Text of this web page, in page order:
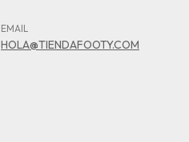
EMAIL
HOLA@TIENDAFOOTY.COM